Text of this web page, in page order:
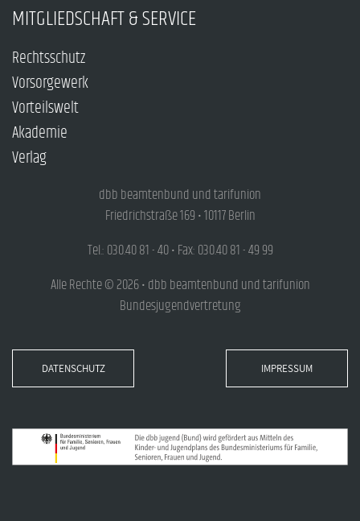
MITGLIEDSCHAFT & SERVICE
Rechtsschutz
Vorsorgewerk
Vorteilswelt
Akademie
Verlag
dbb beamtenbund und tarifunion
Friedrichstraße 169 • 10117 Berlin
Tel.: 030.40 81 - 40 • Fax: 030.40 81 - 49 99
Alle Rechte © 2026 • dbb beamtenbund und tarifunion
Bundesjugendvertretung
DATENSCHUTZ IMPRESSUM